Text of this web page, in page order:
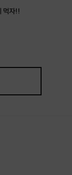
먹자!!